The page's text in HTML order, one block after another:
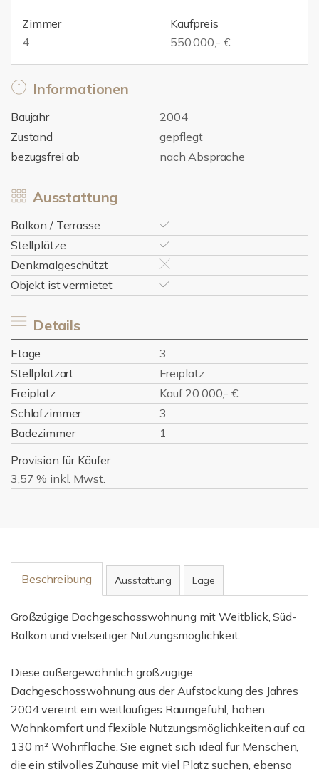
Zimmer
4
Kaufpreis
550.000,- €
Informationen
Baujahr
2004
Zustand
gepflegt
bezugsfrei ab
nach Absprache
Ausstattung
Balkon / Terrasse
Stellplätze
Denkmalgeschützt
Objekt ist vermietet
Details
Etage
3
Stellplatzart
Freiplatz
Freiplatz
Kauf 20.000,- €
Schlafzimmer
3
Badezimmer
1
Provision für Käufer
3,57 % inkl. Mwst.
Beschreibung Ausstattung Lage
Großzügige Dachgeschosswohnung mit Weitblick, Süd-
Balkon und vielseitiger Nutzungsmöglichkeit.
Diese außergewöhnlich großzügige
Dachgeschosswohnung aus der Aufstockung des Jahres
2004 vereint ein weitläufiges Raumgefühl, hohen
Wohnkomfort und flexible Nutzungsmöglichkeiten auf ca.
130 m² Wohnfläche. Sie eignet sich ideal für Menschen,
die ein stilvolles Zuhause mit viel Platz suchen, ebenso